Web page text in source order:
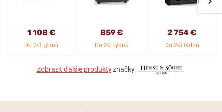
1 108 €
Do 2-3 týdnů
859 €
Do 2-3 týdnů
2 754 €
Do 2-3 týdnů
Zobraziť ďalšie produktyznačky